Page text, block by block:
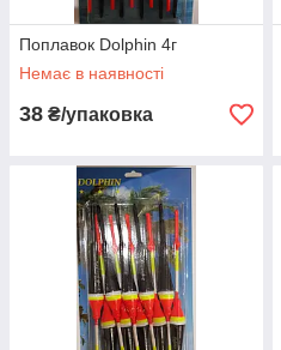
Поплавок Dolphin 4г
Немає в наявності
38 ₴/упаковка